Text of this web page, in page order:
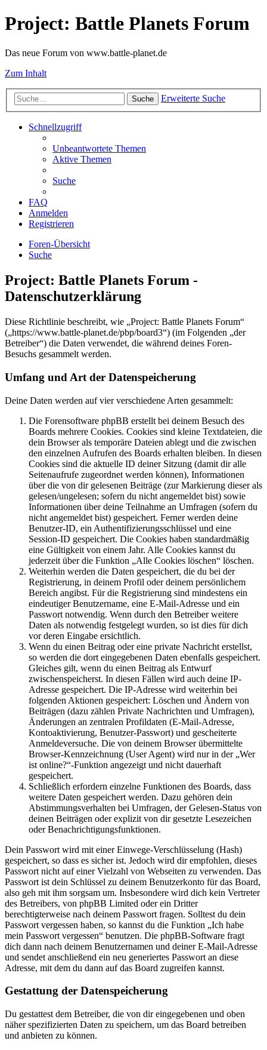
Project: Battle Planets Forum
Das neue Forum von www.battle-planet.de
Zum Inhalt
Suche Erweiterte Suche
Schnellzugriff
Unbeantwortete Themen
Aktive Themen
Suche
FAQ
Anmelden
Registrieren
Foren-Übersicht
Suche
Project: Battle Planets Forum -
Datenschutzerklärung
Diese Richtlinie beschreibt, wie „Project: Battle Planets Forum“
(„https://www.battle-planet.de/pbp/board3“) (im Folgenden „der
Betreiber“) die Daten verwendet, die während deines Foren-
Besuchs gesammelt werden.
Umfang und Art der Datenspeicherung
Deine Daten werden auf vier verschiedene Arten gesammelt:
Die Forensoftware phpBB erstellt bei deinem Besuch des
Boards mehrere Cookies. Cookies sind kleine Textdateien, die
dein Browser als temporäre Dateien ablegt und die zwischen
den einzelnen Aufrufen des Boards erhalten bleiben. In diesen
Cookies sind die aktuelle ID deiner Sitzung (damit dir alle
Seitenaufrufe zugeordnet werden können), Informationen
über die von dir gelesenen Beiträge (zur Markierung dieser als
gelesen/ungelesen; sofern du nicht angemeldet bist) sowie
Informationen über deine Teilnahme an Umfragen (sofern du
nicht angemeldet bist) gespeichert. Ferner werden deine
Benutzer-ID, ein Authentifizierungsschlüssel und eine
Session-ID gespeichert. Die Cookies haben standardmäßig
eine Gültigkeit von einem Jahr. Alle Cookies kannst du
jederzeit über die Funktion „Alle Cookies löschen“ löschen.
Weiterhin werden die Daten gespeichert, die du bei der
Registrierung, in deinem Profil oder deinem persönlichem
Bereich angibst. Für die Registrierung sind mindestens ein
eindeutiger Benutzername, eine E-Mail-Adresse und ein
Passwort notwendig. Wenn durch den Betreiber weitere
Daten als notwendig festgelegt wurden, so ist dies für dich
vor deren Eingabe ersichtlich.
Wenn du einen Beitrag oder eine private Nachricht erstellst,
so werden die dort eingegebenen Daten ebenfalls gespeichert.
Gleiches gilt, wenn du einen Beitrag als Entwurf
zwischenspeicherst. In diesen Fällen wird auch deine IP-
Adresse gespeichert. Die IP-Adresse wird weiterhin bei
folgenden Aktionen gespeichert: Löschen und Ändern von
Beiträgen (dazu zählen Private Nachrichten und Umfragen),
Änderungen an zentralen Profildaten (E-Mail-Adresse,
Kontoaktivierung, Benutzer-Passwort) und gescheiterte
Anmeldeversuche. Die von deinem Browser übermittelte
Browser-Kennzeichnung (User Agent) wird nur in der „Wer
ist online?“-Funktion angezeigt und nicht dauerhaft
gespeichert.
Schließlich erfordern einzelne Funktionen des Boards, dass
weitere Daten gespeichert werden. Dazu gehören dein
Abstimmungsverhalten bei Umfragen, der Gelesen-Status von
deinen Beiträgen oder explizit von dir gesetzte Lesezeichen
oder Benachrichtigungsfunktionen.
Dein Passwort wird mit einer Einwege-Verschlüsselung (Hash)
gespeichert, so dass es sicher ist. Jedoch wird dir empfohlen, dieses
Passwort nicht auf einer Vielzahl von Webseiten zu verwenden. Das
Passwort ist dein Schlüssel zu deinem Benutzerkonto für das Board,
also geh mit ihm sorgsam um. Insbesondere wird dich kein Vertreter
des Betreibers, von phpBB Limited oder ein Dritter
berechtigterweise nach deinem Passwort fragen. Solltest du dein
Passwort vergessen haben, so kannst du die Funktion „Ich habe
mein Passwort vergessen“ benutzen. Die phpBB-Software fragt
dich dann nach deinem Benutzernamen und deiner E-Mail-Adresse
und sendet anschließend ein neu generiertes Passwort an diese
Adresse, mit dem du dann auf das Board zugreifen kannst.
Gestattung der Datenspeicherung
Du gestattest dem Betreiber, die von dir eingegebenen und oben
näher spezifizierten Daten zu speichern, um das Board betreiben
und anbieten zu können.